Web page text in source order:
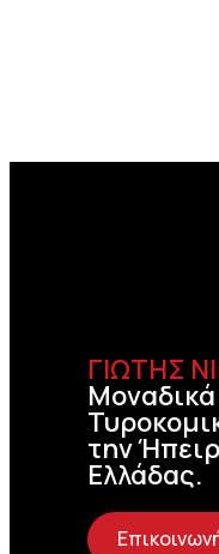
ΓΙΩΤΗΣ
Μοναδικά
την
Ελλάδας.